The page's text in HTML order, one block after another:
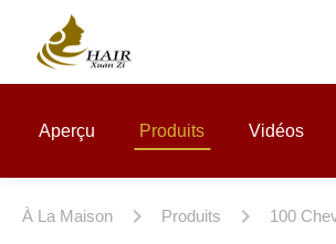
Aperçu Produits Vidéos
À La Maison Produits 100